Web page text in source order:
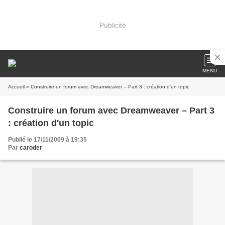
Publicité
MENU
Accueil » Construire un forum avec Dreamweaver – Part 3 : création d'un topic
Construire un forum avec Dreamweaver – Part 3
: création d'un topic
Publié le 17/11/2009 à 19:35
Par caroder